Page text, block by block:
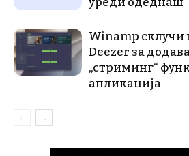
Winamp склучи
Deezer за
„стриминг“
апликација